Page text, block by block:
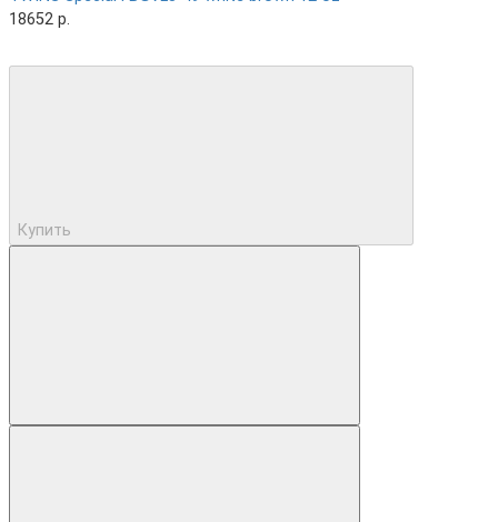
18652 р.
Купить